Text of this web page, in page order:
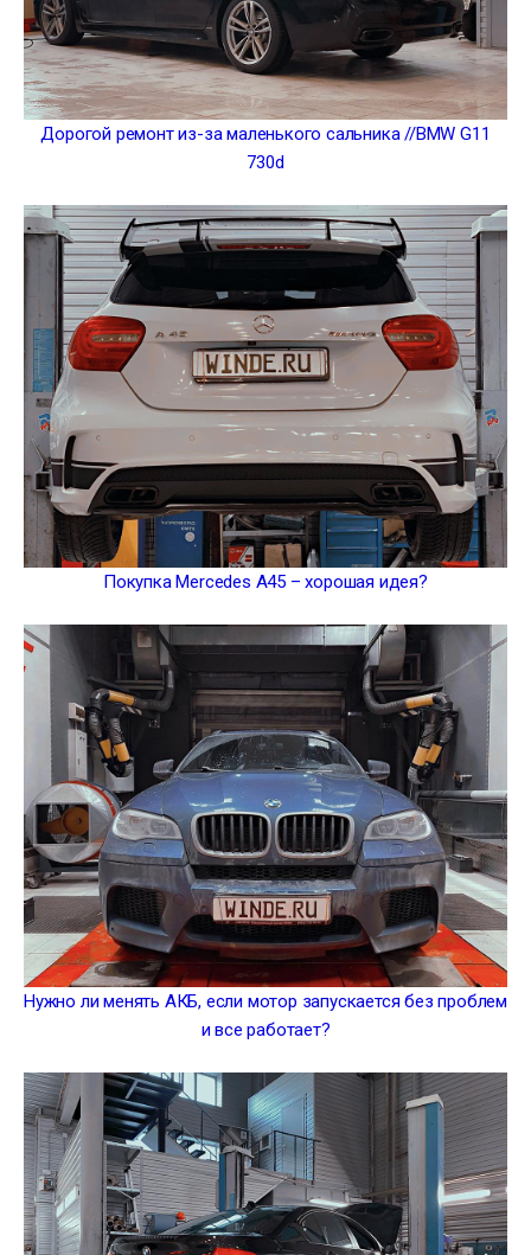
Дорогой ремонт из-за маленького сальника //BMW G11
730d
Покупка Mercedes A45 – хорошая идея?
Нужно ли менять АКБ, если мотор запускается без проблем
и все работает?